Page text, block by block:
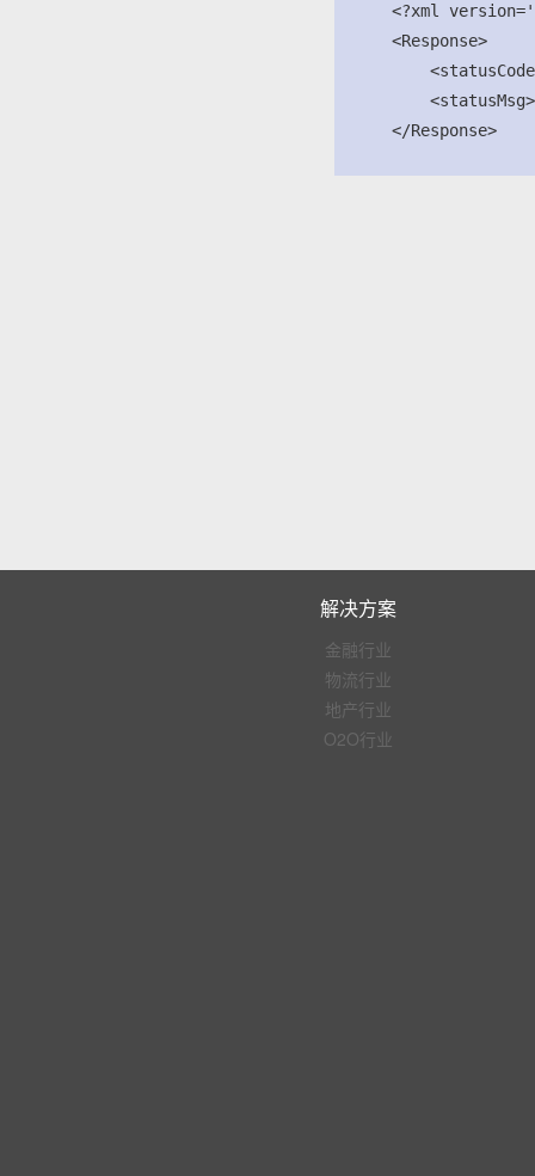
<?xml
      <Response>
      </Response>
解决方案
金融行业
物流行业
地产行业
O2O行业